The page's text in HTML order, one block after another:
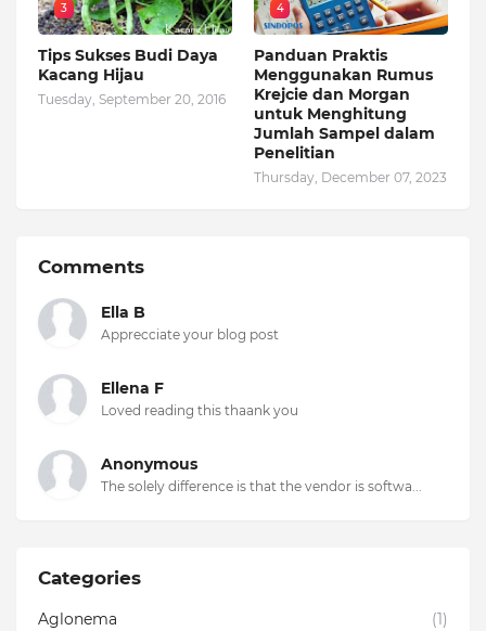
3
Tips Sukses Budi Daya
Kacang Hijau
Tuesday, September 20, 2016
4
Panduan Praktis
Menggunakan Rumus
Krejcie dan Morgan
untuk Menghitung
Jumlah Sampel dalam
Penelitian
Thursday, December 07, 2023
Comments
Ella B
Apprecciate your blog post
Ellena F
Loved reading this thaank you
Anonymous
The solely difference is that the vendor is softwa...
Categories
Aglonema
(1)